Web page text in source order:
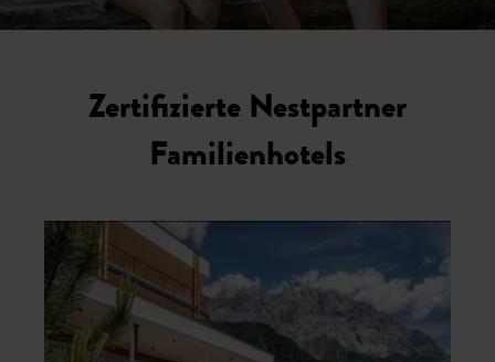
Zertifizierte Nestpartner
Familienhotels